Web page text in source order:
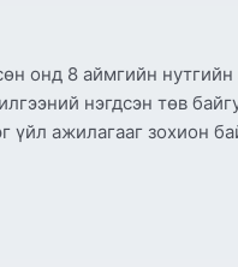
онд 8 аймгийн
нэгдсэн төв
үйл ажилагааг зохион